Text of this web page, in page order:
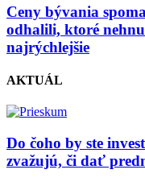
Ceny bývania
odhalili, ktoré
najrýchlejšie
AKTUÁL
Do čoho by ste
zvažujú, či dať